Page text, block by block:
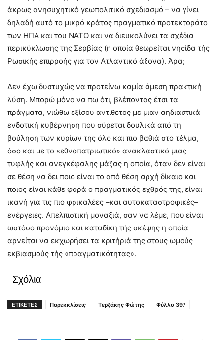
άκρως ανησυχητικό γεωπολιτικό σχεδιασμό – να γίνει
δηλαδή αυτό το μικρό κράτος πραγματικό προτεκτοράτο
των ΗΠΑ και του ΝΑΤΟ και να διευκολύνει τα σχέδια
περικύκλωσης της Σερβίας (η οποία θεωρείται νησίδα τής
Ρωσικής επιρροής για τον Ατλαντικό άξονα). Άρα;
Δεν έχω δυστυχώς να προτείνω καμία άμεση πρακτική
λύση. Μπορώ μόνο να πω ότι, βλέποντας έτσι τα
πράγματα, νιώθω εξίσου αντίθετος με μιαν αηδιαστικά
ενδοτική κυβέρνηση που σύρεται δουλικά από τη
βούληση των κυρίων της όλο και πιο βαθιά στο τέλμα,
όσο και με το «εθνοπατριωτικό» ανακλαστικό μιας
τυφλής και ανεγκέφαλης μάζας η οποία, όταν δεν είναι
σε θέση να δει ποιο είναι το από θέση αρχή δίκαιο και
ποιος είναι κάθε φορά ο πραγματικός εχθρός της, είναι
ικανή για τις πιο φρικαλέες –και αυτοκαταστροφικές–
ενέργειες. Απελπιστική μοναξιά, σαν να λέμε, που είναι
ωστόσο προνόμιο και καταδίκη τής σκέψης η οποία
αρνείται να εκχωρήσει τα κριτήριά της στους ωμούς
εκβιασμούς τής «πραγματικότητας».
Σχόλια
ΕΤΙΚΕΤΕΣ Παρεκκλίσεις Τερζάκης Φώτης Φύλλο 397